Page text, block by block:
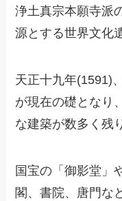
浄土真宗本願寺派
源とする世界文化
天正十九年(1591)
が現在の礎となり
な建築が数多く残
国宝の「御影堂」
閣、書院、唐門な